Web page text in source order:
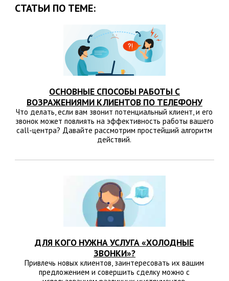
СТАТЬИ ПО ТЕМЕ:
ОСНОВНЫЕ СПОСОБЫ РАБОТЫ С
ВОЗРАЖЕНИЯМИ КЛИЕНТОВ ПО ТЕЛЕФОНУ
Что делать, если вам звонит потенциальный клиент, и его
звонок может повлиять на эффективность работы вашего
call-центра? Давайте рассмотрим простейший алгоритм
действий.
ДЛЯ КОГО НУЖНА УСЛУГА «ХОЛОДНЫЕ
ЗВОНКИ»?
Привлечь новых клиентов, заинтересовать их вашим
предложением и совершить сделку можно с